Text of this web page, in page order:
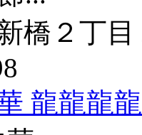
橋２丁目
龍龍龍